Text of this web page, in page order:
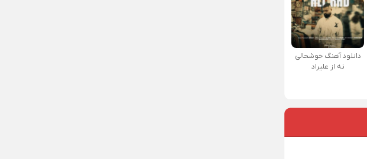
دانلود آهنگ خوشحالی
نه از علیراد